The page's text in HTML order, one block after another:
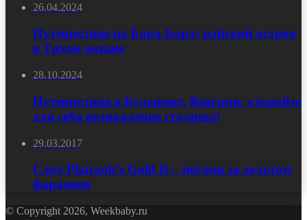
26.04.2024
Путешествие на Бора-Бора: райский остров
в Тихом океане
28.10.2024
Путешествия в Будапешт, Венгрия: откройте
для себя великолепие столицы!
29.03.2017
Слот Pharaoh’s Gold II – погоня за золотом
фараонов
© Copyright 2026, Weekbaby.ru